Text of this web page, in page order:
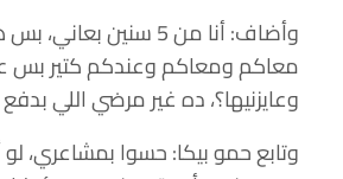
وأضاف: أنا من 5
معاكم ومعاكم وعندكم كتير بس
وعايزنيها؟، ده غير مرضي اللي
وتابع حمو بيكا: حسوا بمشاعري،